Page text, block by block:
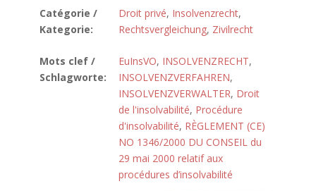
Catégorie /
Kategorie:
Droit privé, Insolvenzrecht,
Rechtsvergleichung, Zivilrecht
Mots clef /
Schlagworte:
EuInsVO, INSOLVENZRECHT,
INSOLVENZVERFAHREN,
INSOLVENZVERWALTER, Droit
de l'insolvabilité, Procédure
d'insolvabilité, RÈGLEMENT (CE)
NO 1346/2000 DU CONSEIL du
29 mai 2000 relatif aux
procédures d’insolvabilité